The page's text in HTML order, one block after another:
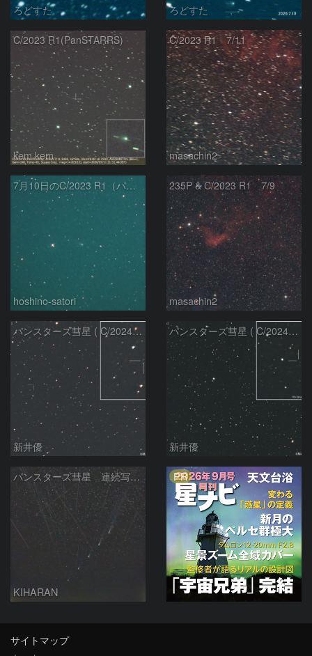
ろどすた ろどすた
C/2023 R1(PanSTARRS)
kem.kem
C/2023 R1 7/11
masachin2
7月10日のC/2023 R1（パンスターズ彗星）
hoshino-satori
235P & C/2023 R1 7/9
masachin2
パンスターズ彗星 ( C/2024R4 )：2026/06/28
新井優
パンスターズ彗星 ( C/2024G4 )の予報位置：2026/06/23
新井優
パンスターズ彗星 連続写真 再処理
KIHARAN
PR
サイトマップ